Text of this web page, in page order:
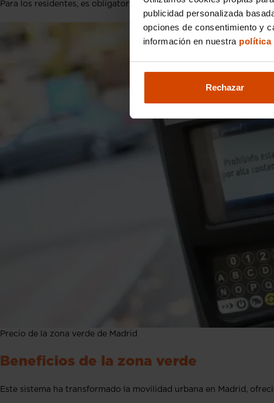
publicidad personalizada
opciones de consentimiento y
información en nuestra política
Rechazar
Para los residentes, es obligatorio disponer de unpermiso que
Precio de la zona verde de Madrid
Beneficios de la zona verde
Este sistema ha transformado la movilidad urbana en Madrid,